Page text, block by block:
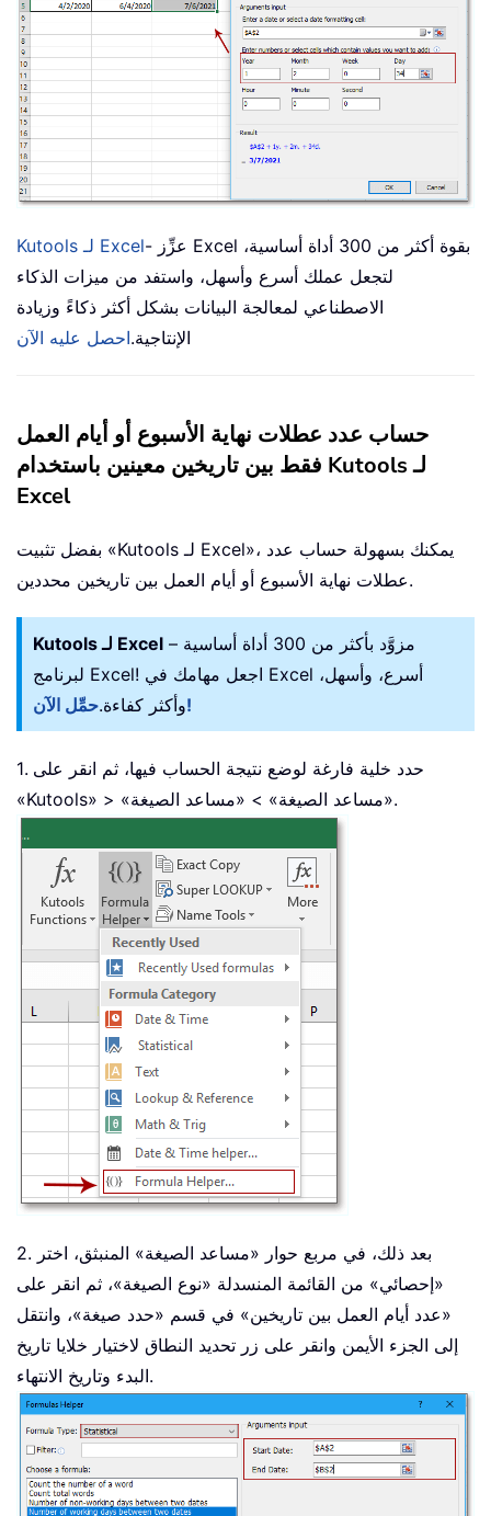
Kutools لـ Excel- عزِّز Excel بقوة أكثر من 300 أداة أساسية،
لتجعل عملك أسرع وأسهل، واستفد من ميزات الذكاء
الاصطناعي لمعالجة البيانات بشكل أكثر ذكاءً وزيادة
الإنتاجية.احصل عليه الآن
حساب عدد عطلات نهاية الأسبوع أو أيام العمل
فقط بين تاريخين معينين باستخدام Kutools لـ
Excel
بفضل تثبيت «Kutools لـ Excel»، يمكنك بسهولة حساب عدد
عطلات نهاية الأسبوع أو أيام العمل بين تاريخين محددين.
Kutools لـ Excel – مزوَّد بأكثر من 300 أداة أساسية
لبرنامج Excel! اجعل مهامك في Excel أسرع، وأسهل،
وأكثر كفاءة.حمِّل الآن!
1. حدد خلية فارغة لوضع نتيجة الحساب فيها، ثم انقر على
«Kutools» > «مساعد الصيغة» > «مساعد الصيغة».
2. بعد ذلك، في مربع حوار «مساعد الصيغة» المنبثق، اختر
«إحصائي» من القائمة المنسدلة «نوع الصيغة»، ثم انقر على
«عدد أيام العمل بين تاريخين» في قسم «حدد صيغة»، وانتقل
إلى الجزء الأيمن وانقر على زر تحديد النطاق لاختيار خلايا تاريخ
البدء وتاريخ الانتهاء.